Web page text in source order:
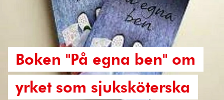
Boken "På egna ben" om
yrket som sjuksköterska